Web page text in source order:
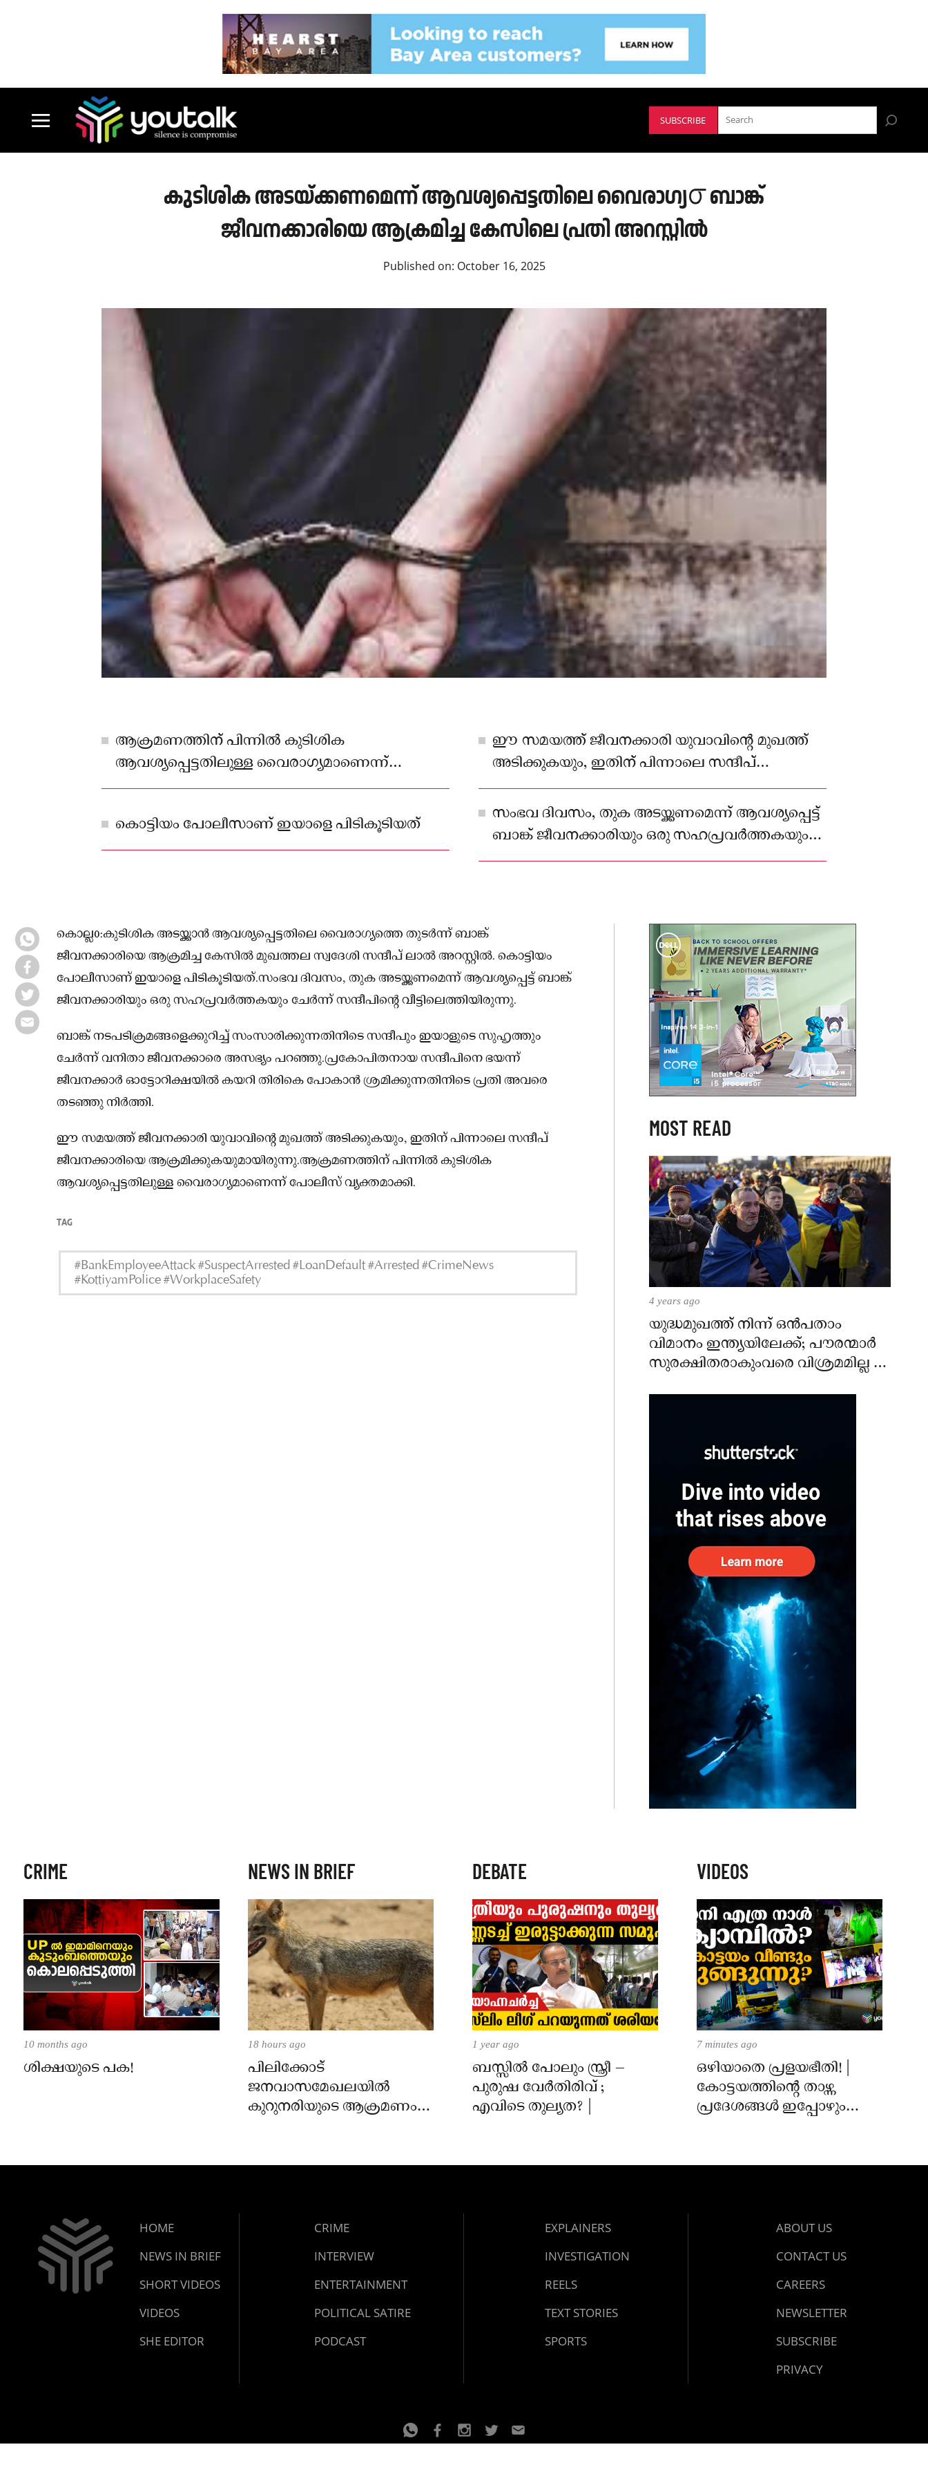
SUBSCRIBE
കുടിശിക അടയ്ക്കണമെന്ന് ആവശ്യപ്പെട്ടതിലെ വൈരാഗ്യ൦ ബാങ്ക്
ജീവനക്കാരിയെ ആക്രമിച്ച കേസിലെ പ്രതി അറസ്റ്റില്‍
Published on: October 16, 2025
ആക്രമണത്തിന് പിന്നിൽ കുടിശിക
ആവശ്യപ്പെട്ടതിലുള്ള വൈരാഗ്യമാണെന്ന്
പോലീസ് വ്യക്തമാക്കി
ഈ സമയത്ത് ജീവനക്കാരി യുവാവിൻ്റെ മുഖത്ത്
അടിക്കുകയും, ഇതിന് പിന്നാലെ സന്ദീപ്
ജീവനക്കാരിയെ ആക്രമിക്കുകയുമായിരുന്നു
കൊട്ടിയം പോലീസാണ് ഇയാളെ പിടികൂടിയത്
സംഭവ ദിവസം, തുക അടയ്ക്കണമെന്ന് ആവശ്യപ്പെട്ട്
ബാങ്ക് ജീവനക്കാരിയും ഒരു സഹപ്രവർത്തകയും
ചേർന്ന് സന്ദീപിന്റെ വീട്ടിലെത്തിയിരുന്നു.
കൊല്ല൦:കുടിശിക അടയ്ക്കാൻ ആവശ്യപ്പെട്ടതിലെ വൈരാഗ്യത്തെ തുടർന്ന് ബാങ്ക്
ജീവനക്കാരിയെ ആക്രമിച്ച കേസിൽ മുഖത്തല സ്വദേശി സന്ദീപ് ലാൽ അറസ്റ്റിൽ. കൊട്ടിയം
പോലീസാണ് ഇയാളെ പിടികൂടിയത്.സംഭവ ദിവസം, തുക അടയ്ക്കണമെന്ന് ആവശ്യപ്പെട്ട് ബാങ്ക്
ജീവനക്കാരിയും ഒരു സഹപ്രവർത്തകയും ചേർന്ന് സന്ദീപിന്റെ വീട്ടിലെത്തിയിരുന്നു.
ബാങ്ക് നടപടിക്രമങ്ങളെക്കുറിച്ച് സംസാരിക്കുന്നതിനിടെ സന്ദീപും ഇയാളുടെ സുഹൃത്തും
ചേർന്ന് വനിതാ ജീവനക്കാരെ അസഭ്യം പറഞ്ഞു.പ്രകോപിതനായ സന്ദീപിനെ ഭയന്ന്
ജീവനക്കാർ ഓട്ടോറിക്ഷയിൽ കയറി തിരികെ പോകാൻ ശ്രമിക്കുന്നതിനിടെ പ്രതി അവരെ
തടഞ്ഞു നിർത്തി.
ഈ സമയത്ത് ജീവനക്കാരി യുവാവിൻ്റെ മുഖത്ത് അടിക്കുകയും, ഇതിന് പിന്നാലെ സന്ദീപ്
ജീവനക്കാരിയെ ആക്രമിക്കുകയുമായിരുന്നു.ആക്രമണത്തിന് പിന്നിൽ കുടിശിക
ആവശ്യപ്പെട്ടതിലുള്ള വൈരാഗ്യമാണെന്ന് പോലീസ് വ്യക്തമാക്കി.
TAG
#BankEmployeeAttack #SuspectArrested #LoanDefault #Arrested #CrimeNews
#KottiyamPolice #WorkplaceSafety
MOST READ
4 years ago
യുദ്ധമുഖത്ത് നിന്ന് ഒൻപതാം
വിമാനം ഇന്ത്യയിലേക്ക്; പൗരന്മാർ
സുരക്ഷിതരാകുംവരെ വിശ്രമമില്ല –
CRIME
10 months ago
ശിക്ഷയുടെ പക!
NEWS IN BRIEF
18 hours ago
പിലിക്കോട്
ജനവാസമേഖലയിൽ
കുറുനരിയുടെ ആക്രമണം;
പഞ്ചായത്ത്
DEBATE
1 year ago
ബസ്സിൽ പോലും സ്ത്രീ –
പുരുഷ വേർതിരിവ് ;
എവിടെ തുല്യത? |
VIDEOS
7 minutes ago
ഒഴിയാതെ പ്രളയഭീതി! |
കോട്ടയത്തിന്റെ താഴ്ന്ന
പ്രദേശങ്ങൾ ഇപ്പോഴും
HOME
NEWS IN BRIEF
SHORT VIDEOS
VIDEOS
SHE EDITOR
CRIME
INTERVIEW
ENTERTAINMENT
POLITICAL SATIRE
PODCAST
EXPLAINERS
INVESTIGATION
REELS
TEXT STORIES
SPORTS
ABOUT US
CONTACT US
CAREERS
NEWSLETTER
SUBSCRIBE
PRIVACY